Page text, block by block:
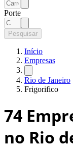
Porte
Pesquisar
Início
Empresas
Rio de Janeiro
Frigorifico
74
no Rio